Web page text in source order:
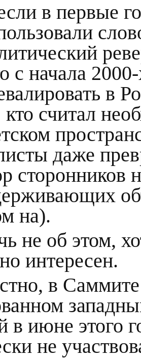
в первые
с начала
в
считал
даже
сторонников
на).
не об этом,
интересен.
в
в июне этого
не